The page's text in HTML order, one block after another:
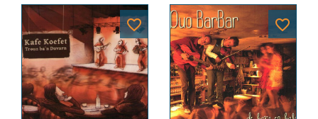
favorite_border favorite_border
Créer une liste d'envies ×
Nom de la liste d'envies